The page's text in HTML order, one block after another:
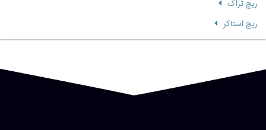
ریچ تراک
ریچ استاکر